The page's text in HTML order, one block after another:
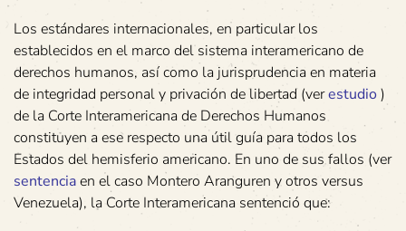
Los estándares internacionales, en particular los
establecidos en el marco del sistema interamericano de
derechos humanos, así como la jurisprudencia en materia
de integridad personal y privación de libertad (verestudio )
de la Corte Interamericana de Derechos Humanos
constituyen a ese respecto una útil guía para todos los
Estados del hemisferio americano. En uno de sus fallos (ver
sentenciaen el caso Montero Aranguren y otros versus
Venezuela), la Corte Interamericana sentenció que: